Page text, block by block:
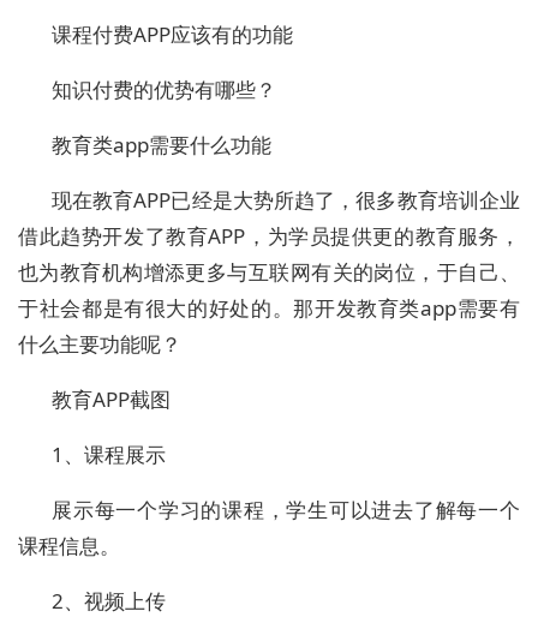
课程付费APP应该有的功能
知识付费的优势有哪些？
教育类app需要什么功能
现在教育APP已经是大势所趋了，很多教育培训企业
借此趋势开发了教育APP，为学员提供更的教育服务，
也为教育机构增添更多与互联网有关的岗位，于自己、
于社会都是有很大的好处的。那开发教育类app需要有
什么主要功能呢？
教育APP截图
1、课程展示
展示每一个学习的课程，学生可以进去了解每一个
课程信息。
2、视频上传